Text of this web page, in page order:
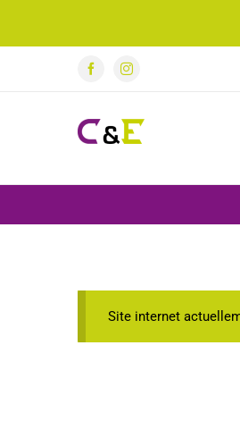
FacebookInstagram
Site internet